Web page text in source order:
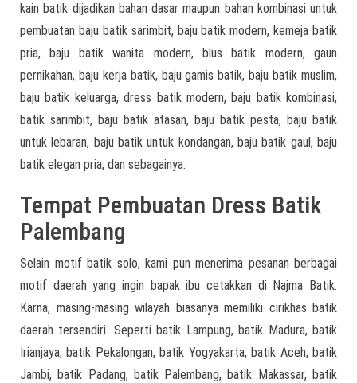
kain batik dijadikan bahan dasar maupun bahan kombinasi untuk
pembuatan baju batik sarimbit, baju batik modern, kemeja batik
pria, baju batik wanita modern, blus batik modern, gaun
pernikahan, baju kerja batik, baju gamis batik, baju batik muslim,
baju batik keluarga, dress batik modern, baju batik kombinasi,
batik sarimbit, baju batik atasan, baju batik pesta, baju batik
untuk lebaran, baju batik untuk kondangan, baju batik gaul, baju
batik elegan pria, dan sebagainya.
Tempat Pembuatan Dress Batik
Palembang
Selain motif batik solo, kami pun menerima pesanan berbagai
motif daerah yang ingin bapak ibu cetakkan di Najma Batik.
Karna, masing-masing wilayah biasanya memiliki cirikhas batik
daerah tersendiri. Seperti batik Lampung, batik Madura, batik
Irianjaya, batik Pekalongan, batik Yogyakarta, batik Aceh, batik
Jambi, batik Padang, batik Palembang, batik Makassar, batik